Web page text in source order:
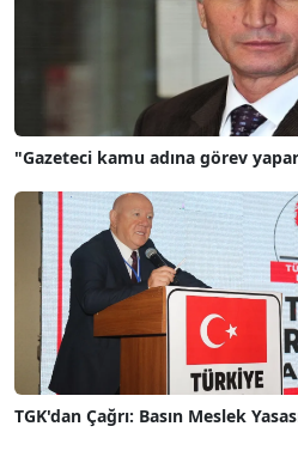
"Gazeteci kamu adına görev
TGK'dan Çağrı: Basın Meslek